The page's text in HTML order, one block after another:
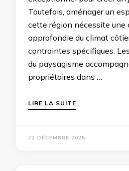
Toutefois, aménager un
cette région nécessite une
approfondie du climat
contraintes spécifiques.
du paysagisme
propriétaires dans …
LIRE LA SUITE
22 DÉCEMBRE 2025